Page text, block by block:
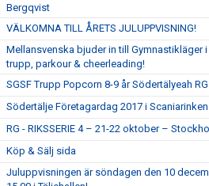
Bergqvist
VÄLKOMNA TILL ÅRETS JULUPPVISNING!
Mellansvenska bjuder in till Gymnastikläger
trupp, parkour & cheerleading!
SGSF Trupp Popcorn 8-9 år Södertälyeah
Södertälje Företagardag 2017 i Scaniarinken
RG - RIKSSERIE 4 – 21-22 oktober –
Köp & Sälj sida
Juluppvisningen är söndagen den 10